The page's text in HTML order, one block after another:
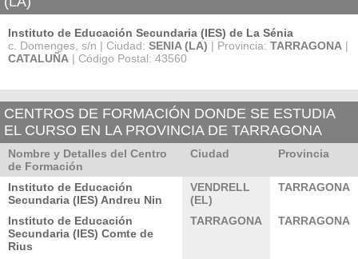
Instituto de Educación Secundaria (IES) de La Sénia
c. Domenges, s/n | Ciudad: SENIA (LA) | Provincia: TARRAGONA |
CATALUÑA | Código Postal: 43560
CENTROS DE FORMACIÓN DONDE SE ESTUDIA
EL CURSO EN LA PROVINCIA DE TARRAGONA
Nombre y Detalles del Centro
de Formación
Ciudad Provincia
Instituto de Educación
Secundaria (IES) Andreu Nin
VENDRELL
(EL)
TARRAGONA
Instituto de Educación
Secundaria (IES) Comte de
Rius
TARRAGONA TARRAGONA